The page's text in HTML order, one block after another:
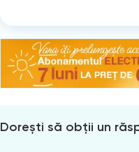
Dorești să obții un